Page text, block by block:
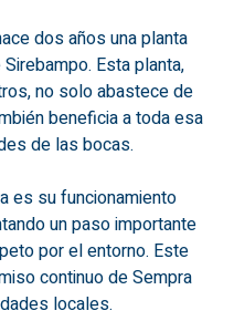
dos años una planta
Esta planta,
no solo abastece de
beneficia a toda esa
de las bocas.
es su funcionamiento
un paso importante
por el entorno. Este
continuo de Sempra
locales.